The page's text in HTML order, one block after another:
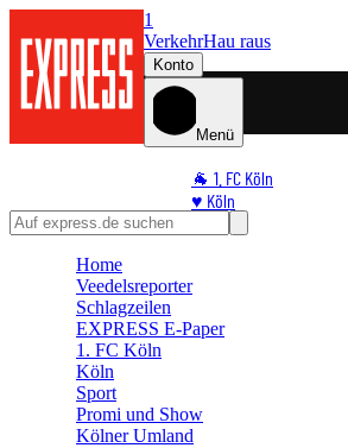
1
VerkehrHau raus
Konto
Menü
🐐 1. FC Köln
♥️ Köln
🛒 Shoppingwelt
Home
Veedelsreporter
Schlagzeilen
EXPRESS E-Paper
1. FC Köln
Köln
Sport
Promi und Show
Kölner Umland